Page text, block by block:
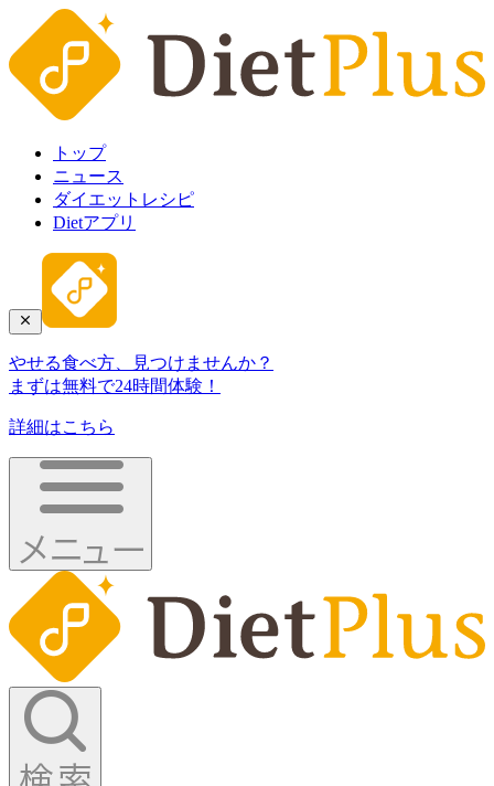
トップ
ニュース
ダイエットレシピ
Dietアプリ
やせる食べ方、見つけませんか？
まずは無料で24時間体験！
詳細はこちら